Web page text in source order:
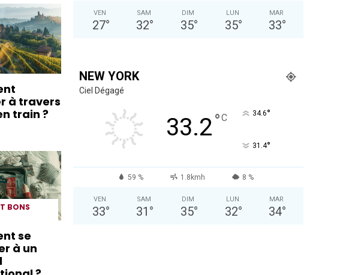
à travers
train ?
BONS
se
à un
VEN
27°
SAM
32°
DIM
35°
LUN
35°
MAR
33°
NEW YORK
Ciel Dégagé
33.2°C 34.6°
31.4°
59 % 1.8kmh 8 %
VEN
33°
SAM
31 °
DIM
35°
LUN
32°
MAR
34°